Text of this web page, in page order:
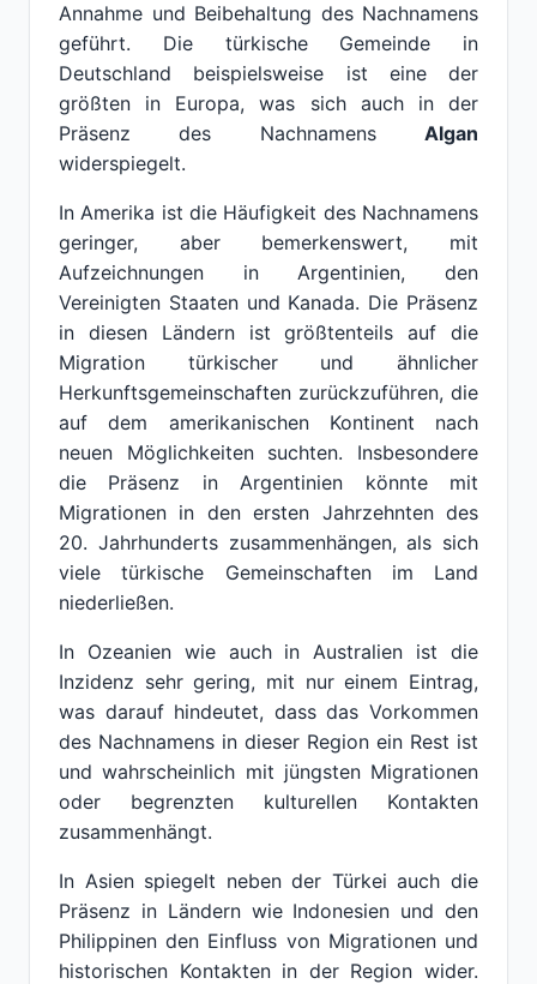
Annahme und Beibehaltung des Nachnamens
geführt. Die türkische Gemeinde in
Deutschland beispielsweise ist eine der
größten in Europa, was sich auch in der
Präsenz des Nachnamens Algan
widerspiegelt.
In Amerika ist die Häufigkeit des Nachnamens
geringer, aber bemerkenswert, mit
Aufzeichnungen in Argentinien, den
Vereinigten Staaten und Kanada. Die Präsenz
in diesen Ländern ist größtenteils auf die
Migration türkischer und ähnlicher
Herkunftsgemeinschaften zurückzuführen, die
auf dem amerikanischen Kontinent nach
neuen Möglichkeiten suchten. Insbesondere
die Präsenz in Argentinien könnte mit
Migrationen in den ersten Jahrzehnten des
20. Jahrhunderts zusammenhängen, als sich
viele türkische Gemeinschaften im Land
niederließen.
In Ozeanien wie auch in Australien ist die
Inzidenz sehr gering, mit nur einem Eintrag,
was darauf hindeutet, dass das Vorkommen
des Nachnamens in dieser Region ein Rest ist
und wahrscheinlich mit jüngsten Migrationen
oder begrenzten kulturellen Kontakten
zusammenhängt.
In Asien spiegelt neben der Türkei auch die
Präsenz in Ländern wie Indonesien und den
Philippinen den Einfluss von Migrationen und
historischen Kontakten in der Region wider.